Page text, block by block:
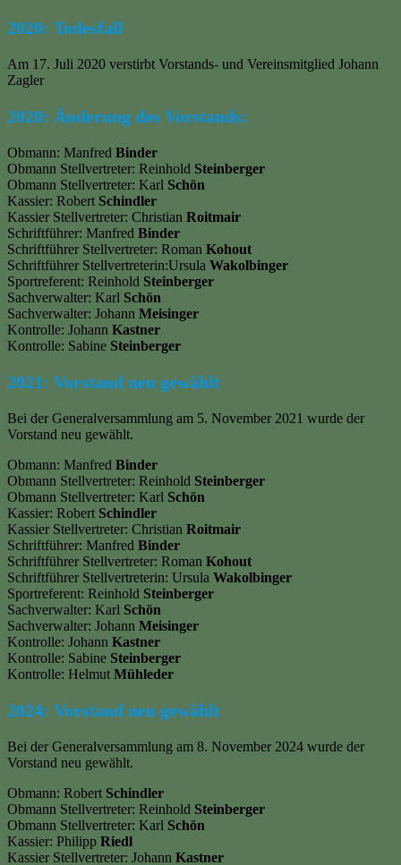
2020: Todesfall
Am 17. Juli 2020 verstirbt Vorstands- und Vereinsmitglied Johann
Zagler
2020: Änderung des Vorstands:
Obmann: Manfred Binder
Obmann Stellvertreter: Reinhold Steinberger
Obmann Stellvertreter: Karl Schön
Kassier: Robert Schindler
Kassier Stellvertreter: Christian Roitmair
Schriftführer: Manfred Binder
Schriftführer Stellvertreter: Roman Kohout
Schriftführer Stellvertreterin:Ursula Wakolbinger
Sportreferent: Reinhold Steinberger
Sachverwalter: Karl Schön
Sachverwalter: Johann Meisinger
Kontrolle: Johann Kastner
Kontrolle: Sabine Steinberger
2021: Vorstand neu gewählt
Bei der Generalversammlung am 5. November 2021 wurde der
Vorstand neu gewählt.
Obmann: Manfred Binder
Obmann Stellvertreter: Reinhold Steinberger
Obmann Stellvertreter: Karl Schön
Kassier: Robert Schindler
Kassier Stellvertreter: Christian Roitmair
Schriftführer: Manfred Binder
Schriftführer Stellvertreter: Roman Kohout
Schriftführer Stellvertreterin: Ursula Wakolbinger
Sportreferent: Reinhold Steinberger
Sachverwalter: Karl Schön
Sachverwalter: Johann Meisinger
Kontrolle: Johann Kastner
Kontrolle: Sabine Steinberger
Kontrolle: Helmut Mühleder
2024: Vorstand neu gewählt
Bei der Generalversammlung am 8. November 2024 wurde der
Vorstand neu gewählt.
Obmann: Robert Schindler
Obmann Stellvertreter: Reinhold Steinberger
Obmann Stellvertreter: Karl Schön
Kassier: Philipp Riedl
Kassier Stellvertreter: Johann Kastner